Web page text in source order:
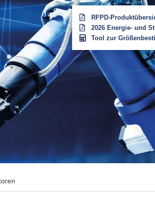
RFPD-
2026 Energie- und
Tool zur